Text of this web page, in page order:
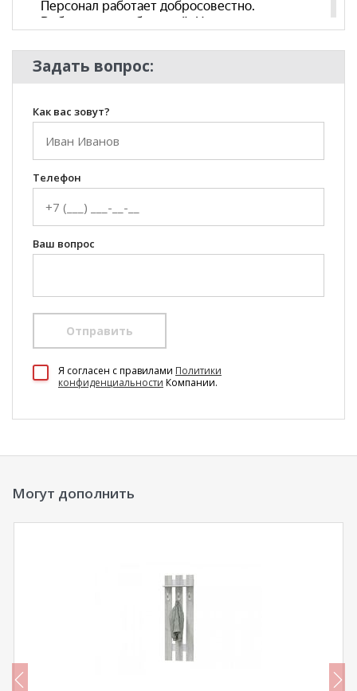
Комната
Гостиная, Кабинет/Офис,
Пол
Задать вопрос:
Как вас зовут?
Телефон
Ваш вопрос
Отправить
Я согласен c правилами Политики
конфиденциальности Компании.
Могут дополнить